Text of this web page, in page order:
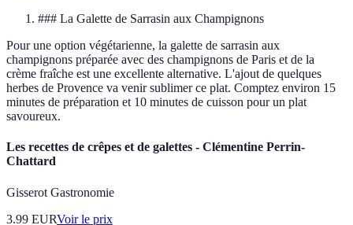
### La Galette de Sarrasin aux Champignons
Pour une option végétarienne, la galette de sarrasin aux
champignons préparée avec des champignons de Paris et de la
crème fraîche est une excellente alternative. L'ajout de quelques
herbes de Provence va venir sublimer ce plat. Comptez environ 15
minutes de préparation et 10 minutes de cuisson pour un plat
savoureux.
Les recettes de crêpes et de galettes - Clémentine Perrin-
Chattard
Gisserot Gastronomie
3.99 EURVoir le prix